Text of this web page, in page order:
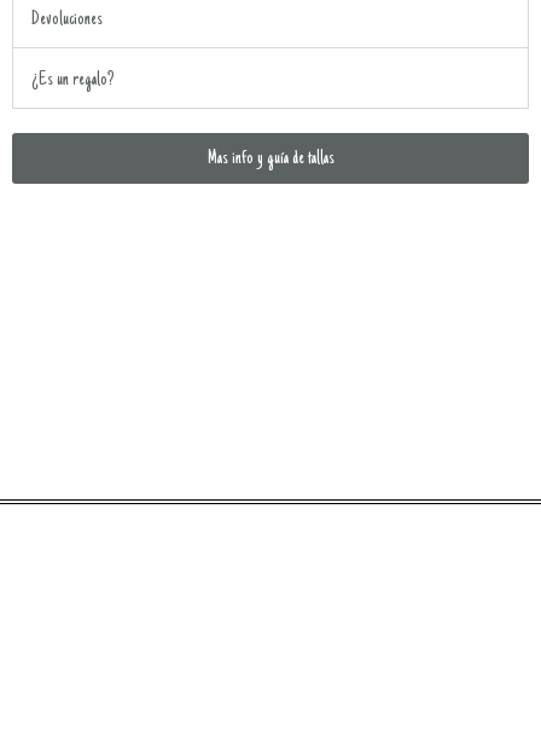
Devoluciones
¿Es un regalo?
Mas info y guía de tallas